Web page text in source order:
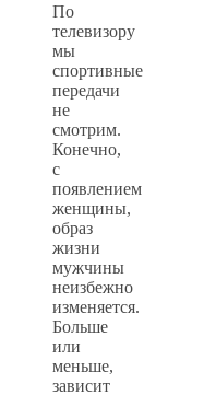
По
телевизору
мы
спортивные
передачи
не
смотрим.
Конечно,
с
появлением
женщины,
образ
жизни
мужчины
неизбежно
изменяется.
Больше
или
меньше,
зависит